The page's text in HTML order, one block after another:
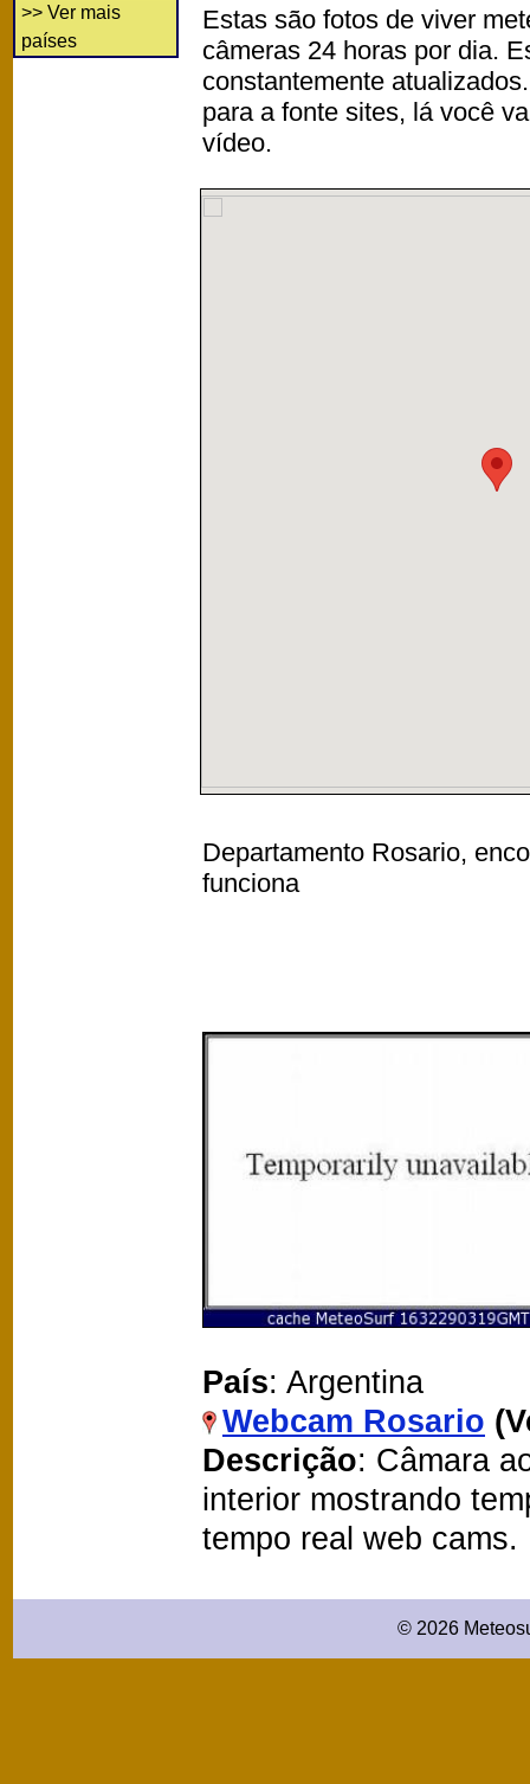
>> Ver mais
países
Estas são fotos de viver
câmeras 24 horas por dia.
constantemente
para a fonte sites, lá você
vídeo.
Departamento Rosario,
funciona
País: Argentina
Webcam Rosario
Descrição: Câmara
interior mostrando
tempo real web cams.
© 2026